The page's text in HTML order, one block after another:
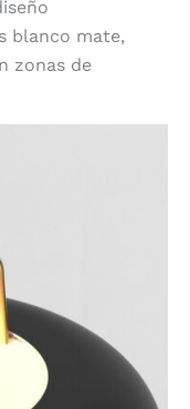
blanco mate,
zonas de